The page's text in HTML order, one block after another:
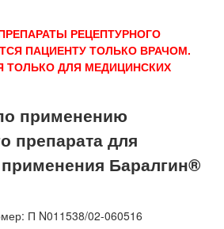
РЕЦЕПТУРНОГО
ПАЦИЕНТУ ТОЛЬКО ВРАЧОМ.
ТОЛЬКО ДЛЯ МЕДИЦИНСКИХ
применению
препарата для
Баралгин®
П N011538/02-060516